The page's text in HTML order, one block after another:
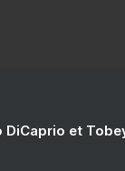
DiCaprio et